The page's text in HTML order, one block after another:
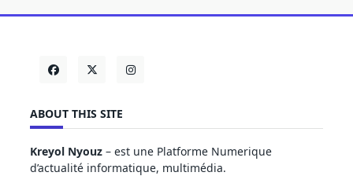
ABOUT THIS SITE
Kreyol Nyouz – est une Platforme Numerique
d’actualité informatique, multimédia.